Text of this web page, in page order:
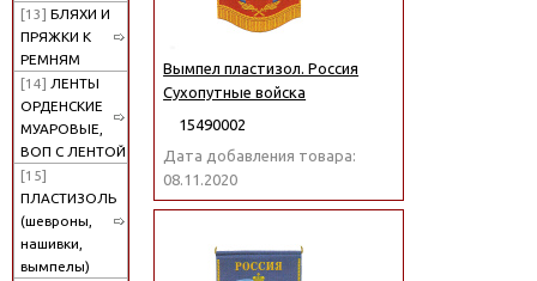
[13] БЛЯХИ И
ПРЯЖКИ К
РЕМНЯМ
[14] ЛЕНТЫ
ОРДЕНСКИЕ
МУАРОВЫЕ,
ВОП С ЛЕНТОЙ
[15]
ПЛАСТИЗОЛЬ
(шевроны,
нашивки,
вымпелы)
Вымпел пластизол. Россия
Сухопутные войска
15490002
Дата добавления товара:
08.11.2020